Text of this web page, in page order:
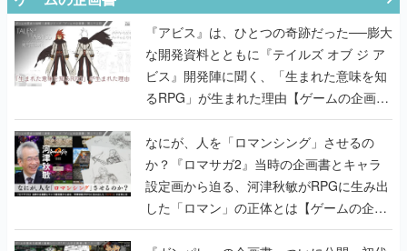
『アビス』は、ひとつの奇跡だった──膨大
な開発資料とともに『テイルズ オブ ジ ア
ビス』開発陣に聞く、「生まれた意味を知
るRPG」が生まれた理由【ゲームの企画
書】
なにが、人を「ロマンシング」させるの
か？『ロマサガ2』当時の企画書とキャラ
設定画から迫る、河津秋敏がRPGに生み出
した「ロマン」の正体とは【ゲームの企画
書】